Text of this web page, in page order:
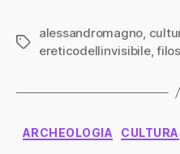
Tag
alessandromagno
ereticodellinvisibile,
ARCHEOLOGIA CULTURA